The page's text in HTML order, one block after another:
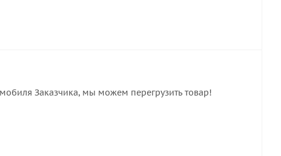
Заказчика, мы можем перегрузить товар!